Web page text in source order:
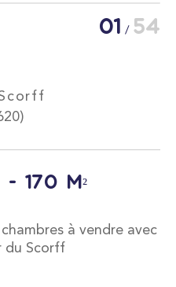
01 / 54
170 m²
à vendre avec
du Scorff
CRITÈRES